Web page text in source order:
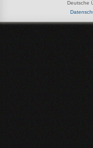
Deutsche